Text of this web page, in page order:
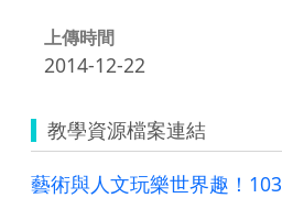
上傳時間
2014-12-22
教學資源檔案連結
藝術與人文玩樂世界趣！